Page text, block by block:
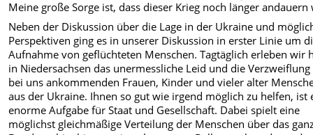
Meine große Sorge ist, dass dieser Krieg noch länger andauern
Neben der Diskussion über die Lage in der Ukraine und
Perspektiven ging es in unserer Diskussion in erster Linie um
Aufnahme von geflüchteten Menschen. Tagtäglich erleben wir
in Niedersachsen das unermessliche Leid und die
bei uns ankommenden Frauen, Kinder und vieler alter
aus der Ukraine. Ihnen so gut wie irgend möglich zu helfen, ist
enorme Aufgabe für Staat und Gesellschaft. Dabei spielt eine
möglichst gleichmäßige Verteilung der Menschen über das